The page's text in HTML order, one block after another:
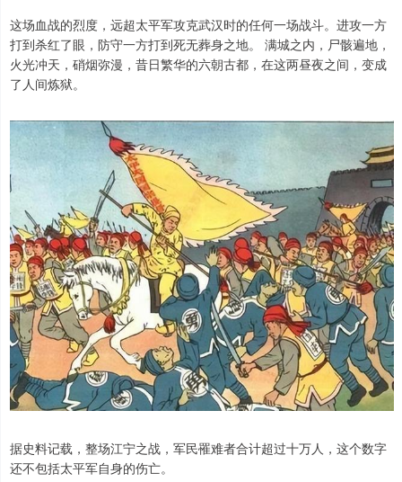
这场血战的烈度，远超太平军攻克武汉时的任何一场战斗。进攻一方
打到杀红了眼，防守一方打到死无葬身之地。 满城之内，尸骸遍地，
火光冲天，硝烟弥漫，昔日繁华的六朝古都，在这两昼夜之间，变成
了人间炼狱。
据史料记载，整场江宁之战，军民罹难者合计超过十万人，这个数字
还不包括太平军自身的伤亡。